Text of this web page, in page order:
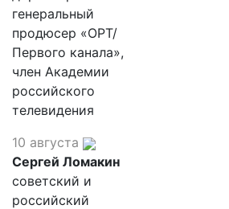
генеральный
продюсер «ОРТ/
Первого канала»,
член Академии
российского
телевидения
10 августа
Сергей Ломакин
советский и
российский